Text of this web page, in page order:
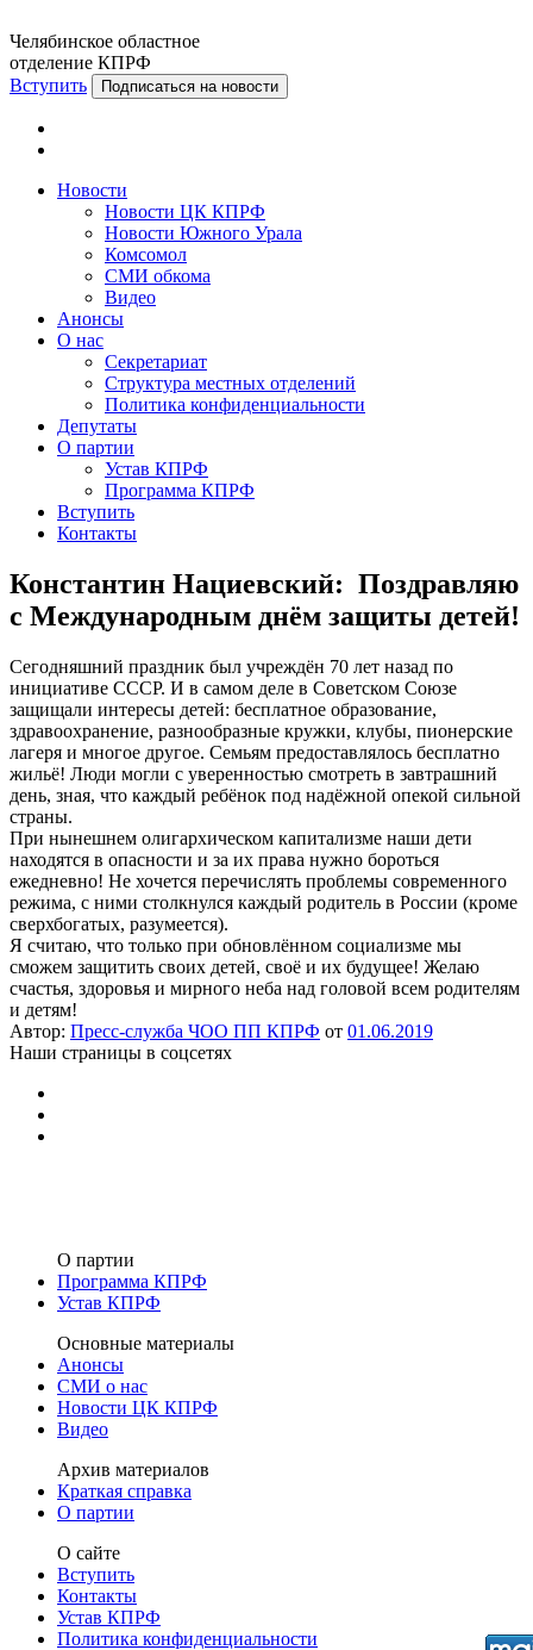
Челябинское областное
отделение КПРФ
Вступить
Подписаться на новости
Новости
Новости ЦК КПРФ
Новости Южного Урала
Комсомол
СМИ обкома
Видео
Анонсы
О нас
Секретариат
Структура местных отделений
Политика конфиденциальности
Депутаты
О партии
Устав КПРФ
Программа КПРФ
Вступить
Контакты
Константин Нациевский: Поздравляю
с Международным днём защиты детей!
Сегодняшний праздник был учреждён 70 лет назад по
инициативе СССР. И в самом деле в Советском Союзе
защищали интересы детей: бесплатное образование,
здравоохранение, разнообразные кружки, клубы, пионерские
лагеря и многое другое. Семьям предоставлялось бесплатно
жильё! Люди могли с уверенностью смотреть в завтрашний
день, зная, что каждый ребёнок под надёжной опекой сильной
страны.
При нынешнем олигархическом капитализме наши дети
находятся в опасности и за их права нужно бороться
ежедневно! Не хочется перечислять проблемы современного
режима, с ними столкнулся каждый родитель в России (кроме
сверхбогатых, разумеется).
Я считаю, что только при обновлённом социализме мы
сможем защитить своих детей, своё и их будущее! Желаю
счастья, здоровья и мирного неба над головой всем родителям
и детям!
Автор: Пресс-служба ЧОО ПП КПРФ от 01.06.2019
Наши страницы в соцсетях
О партии
Программа КПРФ
Устав КПРФ
Основные материалы
Анонсы
СМИ о нас
Новости ЦК КПРФ
Видео
Архив материалов
Краткая справка
О партии
О сайте
Вступить
Контакты
Устав КПРФ
Политика конфиденциальности